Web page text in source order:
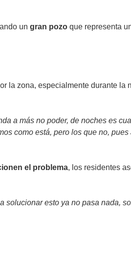
un gran pozo que representa
la zona, especialmente durante la
a más no poder, de noches es
como está, pero los que no, pues
el problema, los residentes
solucionar esto ya no pasa nada,